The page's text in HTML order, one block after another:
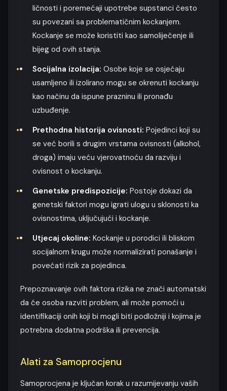
ličnosti i poremećaji upotrebe supstanci često
su povezani sa problematičnim kockanjem.
Kockanje se može koristiti kao samoliječenje ili
bijeg od ovih stanja.
Socijalna izolacija: Osobe koje se osjećaju
usamljeno ili izolirano mogu se okrenuti kockanju
kao načinu da ispune prazninu ili pronađu
uzbuđenje.
Prethodna historija ovisnosti: Pojedinci koji su
se već borili s drugim vrstama ovisnosti (alkohol,
droga) imaju veću vjerovatnoću da razviju i
ovisnost o kockanju.
Genetske predispozicije: Postoje dokazi da
genetski faktori mogu igrati ulogu u sklonosti ka
ovisnostima, uključujući i kockanje.
Utjecaj okoline: Kockanje u porodici ili bliskom
socijalnom krugu može normalizirati ponašanje i
povećati rizik za pojedinca.
Prepoznavanje ovih faktora rizika ne znači automatski
da će osoba razviti problem, ali može pomoći u
identifikaciji onih koji bi mogli biti podložniji i kojima je
potrebna dodatna podrška ili prevencija.
Alati za Samoprocjenu
Samoprocjena je ključan korak u razumijevanju vaših